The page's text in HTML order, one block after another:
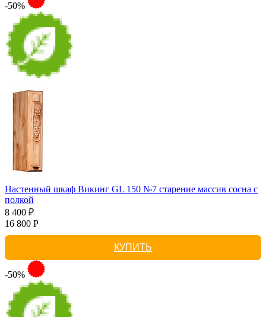
-50%
Настенный шкаф Викинг GL 150 №7 старение массив сосна с
полкой
8 400 ₽
16 800 Р
КУПИТЬ
-50%